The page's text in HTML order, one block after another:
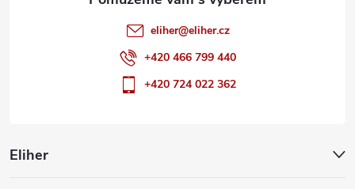
Eliher
eliher@eliher.cz
+420 466 799 440
+420 724 022 362